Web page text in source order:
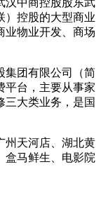
中商控股股东武
）控股的大型商业
业物业开发、商场
团有限公司（简
平台，主要从事家
三大类业务，是国
天河店、湖北黄
盒马鲜生、电影院